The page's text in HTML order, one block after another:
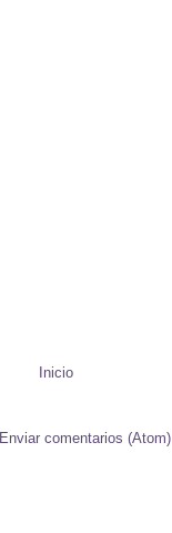
Inicio
Enviar comentarios (Atom)